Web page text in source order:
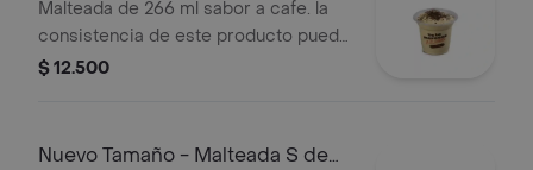
Café
Malteada de 266 ml sabor a cafe. la
consistencia de este producto puede
variar debido al tiempo de entrega
$ 12.500
Nuevo Tamaño - Malteada S de